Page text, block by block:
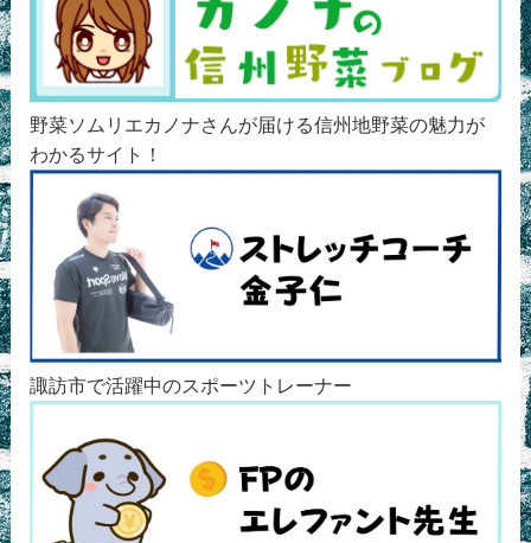
野菜ソムリエカノナさんが届ける信州地野菜の魅力が
わかるサイト！
諏訪市で活躍中のスポーツトレーナー